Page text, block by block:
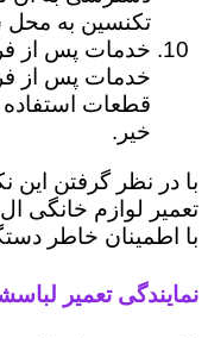
تکنسین به محل
خدمات پس از
خدمات پس از
قطعات استفاده
خیر.
با در نظر گرفتن این
تعمیر لوازم خانگی
با اطمینان خاطر
نمایندگی تعمیر